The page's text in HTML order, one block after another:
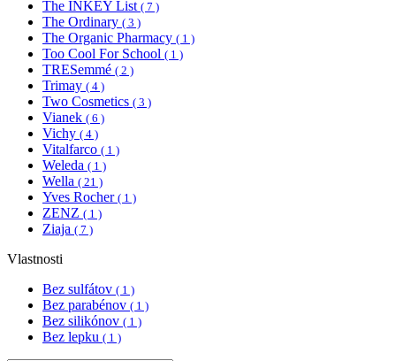
The INKEY List ( 7 )
The Ordinary ( 3 )
The Organic Pharmacy ( 1 )
Too Cool For School ( 1 )
TRESemmé ( 2 )
Trimay ( 4 )
Two Cosmetics ( 3 )
Vianek ( 6 )
Vichy ( 4 )
Vitalfarco ( 1 )
Weleda ( 1 )
Wella ( 21 )
Yves Rocher ( 1 )
ZENZ ( 1 )
Ziaja ( 7 )
Vlastnosti
Bez sulfátov ( 1 )
Bez parabénov ( 1 )
Bez silikónov ( 1 )
Bez lepku ( 1 )